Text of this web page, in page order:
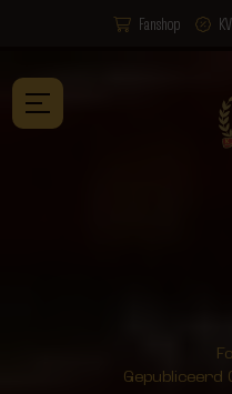
Fanshop
Gepubliceerd